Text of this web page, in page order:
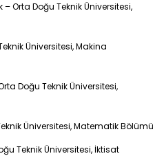
Orta Doğu Teknik Üniversitesi,
Üniversitesi, Makina
Doğu Teknik Üniversitesi,
Üniversitesi, Matematik Bölümü
Teknik Üniversitesi, İktisat